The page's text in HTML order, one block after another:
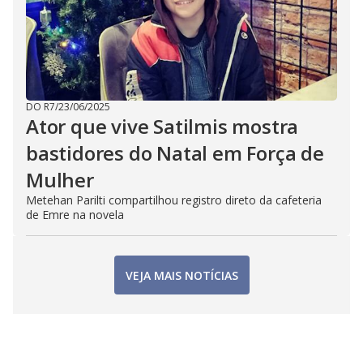
DO R7/23/06/2025
Ator que vive Satilmis mostra
bastidores do Natal em Força de
Mulher
Metehan Parilti compartilhou registro direto da cafeteria
de Emre na novela
VEJA MAIS NOTÍCIAS